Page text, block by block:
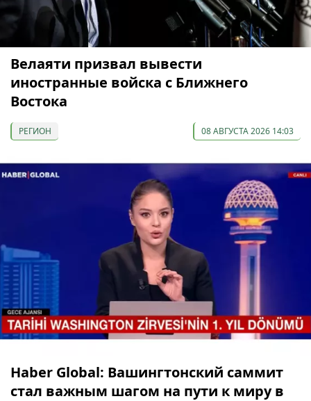
Велаяти призвал вывести
иностранные войска с Ближнего
Востока
РЕГИОН 08 АВГУСТА 2026 14:03
Haber Global: Вашингтонский саммит
стал важным шагом на пути к миру в